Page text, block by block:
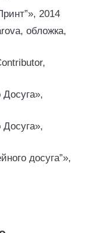
2014
обложка,
досуга”»,